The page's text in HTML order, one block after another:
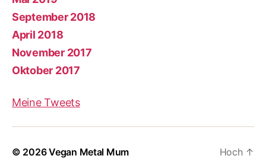
September 2018
April 2018
November 2017
Oktober 2017
Meine Tweets
© 2026Vegan Metal Mum Hoch ↑